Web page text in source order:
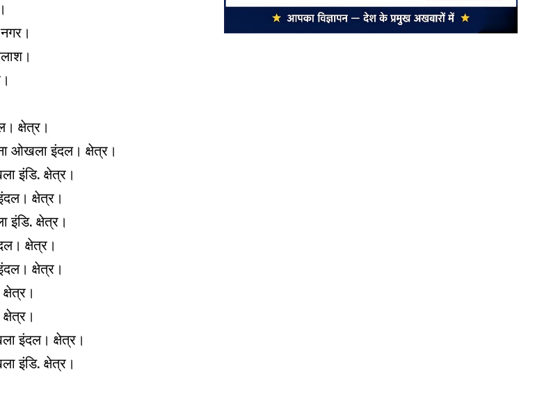
क्षेत्र।
ओखला इंदल। क्षेत्र।
इंडि. क्षेत्र।
क्षेत्र।
क्षेत्र।
क्षेत्र।
क्षेत्र।
इंदल। क्षेत्र।
इंडि. क्षेत्र।